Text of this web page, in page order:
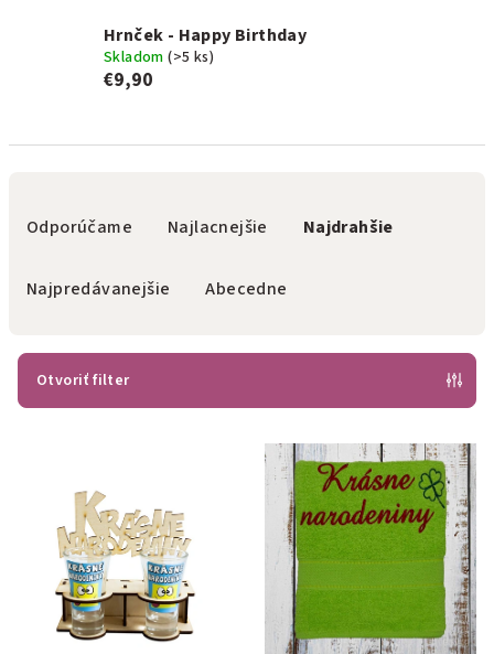
Hrnček - Happy Birthday
Skladom(>5 ks)
€9,90
p
Odporúčame Najlacnejšie Najdrahšie
Najpredávanejšie Abecedne
Otvoriť filter